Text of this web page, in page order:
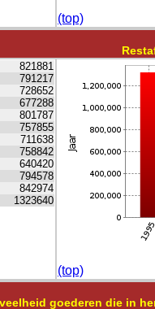
(top)
821881
791217
728652
677288
801787
757855
711638
758842
640420
794578
842974
1323640
(top)
goederen die in